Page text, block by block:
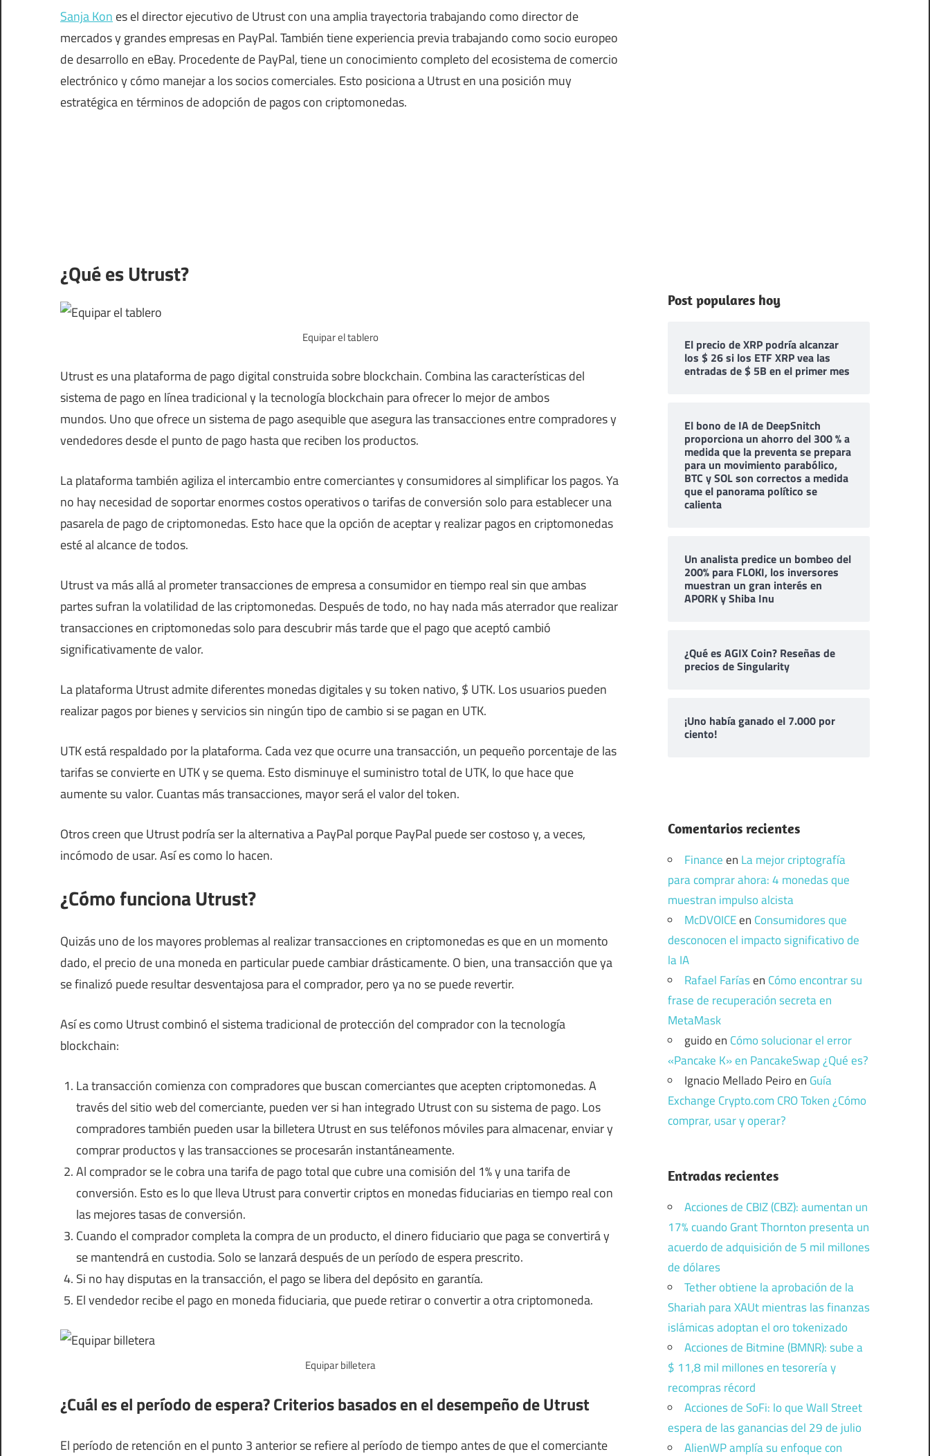
Sanja Kon es el director ejecutivo de Utrust con una amplia trayectoria trabajando como director de
mercados y grandes empresas en PayPal. También tiene experiencia previa trabajando como socio europeo
de desarrollo en eBay. Procedente de PayPal, tiene un conocimiento completo del ecosistema de comercio
electrónico y cómo manejar a los socios comerciales. Esto posiciona a Utrust en una posición muy
estratégica en términos de adopción de pagos con criptomonedas.
¿Qué es Utrust?
Equipar el tablero
Utrust es una plataforma de pago digital construida sobre blockchain. Combina las características del
sistema de pago en línea tradicional y la tecnología blockchain para ofrecer lo mejor de ambos
mundos. Uno que ofrece un sistema de pago asequible que asegura las transacciones entre compradores y
vendedores desde el punto de pago hasta que reciben los productos.
La plataforma también agiliza el intercambio entre comerciantes y consumidores al simplificar los pagos. Ya
no hay necesidad de soportar enormes costos operativos o tarifas de conversión solo para establecer una
pasarela de pago de criptomonedas. Esto hace que la opción de aceptar y realizar pagos en criptomonedas
esté al alcance de todos.
Utrust va más allá al prometer transacciones de empresa a consumidor en tiempo real sin que ambas
partes sufran la volatilidad de las criptomonedas. Después de todo, no hay nada más aterrador que realizar
transacciones en criptomonedas solo para descubrir más tarde que el pago que aceptó cambió
significativamente de valor.
La plataforma Utrust admite diferentes monedas digitales y su token nativo, $ UTK. Los usuarios pueden
realizar pagos por bienes y servicios sin ningún tipo de cambio si se pagan en UTK.
UTK está respaldado por la plataforma. Cada vez que ocurre una transacción, un pequeño porcentaje de las
tarifas se convierte en UTK y se quema. Esto disminuye el suministro total de UTK, lo que hace que
aumente su valor. Cuantas más transacciones, mayor será el valor del token.
Otros creen que Utrust podría ser la alternativa a PayPal porque PayPal puede ser costoso y, a veces,
incómodo de usar. Así es como lo hacen.
¿Cómo funciona Utrust?
Quizás uno de los mayores problemas al realizar transacciones en criptomonedas es que en un momento
dado, el precio de una moneda en particular puede cambiar drásticamente. O bien, una transacción que ya
se finalizó puede resultar desventajosa para el comprador, pero ya no se puede revertir.
Así es como Utrust combinó el sistema tradicional de protección del comprador con la tecnología
blockchain:
La transacción comienza con compradores que buscan comerciantes que acepten criptomonedas. A
través del sitio web del comerciante, pueden ver si han integrado Utrust con su sistema de pago. Los
compradores también pueden usar la billetera Utrust en sus teléfonos móviles para almacenar, enviar y
comprar productos y las transacciones se procesarán instantáneamente.
Al comprador se le cobra una tarifa de pago total que cubre una comisión del 1% y una tarifa de
conversión. Esto es lo que lleva Utrust para convertir criptos en monedas fiduciarias en tiempo real con
las mejores tasas de conversión.
Cuando el comprador completa la compra de un producto, el dinero fiduciario que paga se convertirá y
se mantendrá en custodia. Solo se lanzará después de un período de espera prescrito.
Si no hay disputas en la transacción, el pago se libera del depósito en garantía.
El vendedor recibe el pago en moneda fiduciaria, que puede retirar o convertir a otra criptomoneda.
Equipar billetera
¿Cuál es el período de espera? Criterios basados ​​en el desempeño de Utrust
El período de retención en el punto 3 anterior se refiere al período de tiempo antes de que el comerciante
Post populares hoy
El precio de XRP podría alcanzar
los $ 26 si los ETF XRP vea las
entradas de $ 5B en el primer mes
El bono de IA de DeepSnitch
proporciona un ahorro del 300 % a
medida que la preventa se prepara
para un movimiento parabólico,
BTC y SOL son correctos a medida
que el panorama político se
calienta
Un analista predice un bombeo del
200% para FLOKI, los inversores
muestran un gran interés en
APORK y Shiba Inu
¿Qué es AGIX Coin? Reseñas de
precios de Singularity
¡Uno había ganado el 7.000 por
ciento!
Comentarios recientes
Financeen La mejor criptografía
para comprar ahora: 4 monedas que
muestran impulso alcista
McDVOICEen Consumidores que
desconocen el impacto significativo de
la IA
Rafael Faríasen Cómo encontrar su
frase de recuperación secreta en
MetaMask
guidoen Cómo solucionar el error
«Pancake K» en PancakeSwap ¿Qué es?
Ignacio Mellado Peiroen Guía
Exchange Crypto.com CRO Token ¿Cómo
comprar, usar y operar?
Entradas recientes
Acciones de CBIZ (CBZ): aumentan un
17% cuando Grant Thornton presenta un
acuerdo de adquisición de 5 mil millones
de dólares
Tether obtiene la aprobación de la
Shariah para XAUt mientras las finanzas
islámicas adoptan el oro tokenizado
Acciones de Bitmine (BMNR): sube a
$ 11,8 mil millones en tesorería y
recompras récord
Acciones de SoFi: lo que Wall Street
espera de las ganancias del 29 de julio
AlienWP amplía su enfoque con